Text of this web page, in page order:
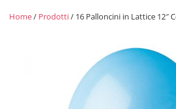
Home/ Prodotti/ 16 Palloncini in Lattice 12″